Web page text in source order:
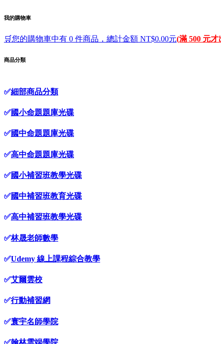
我的購物車
🛒您的購物車中有 0 件商品，總計金額 NT$0.00元(滿 500 元才
商品分類
✅細部商品分類
✅國小命題題庫光碟
✅國中命題題庫光碟
✅高中命題題庫光碟
✅國小補習班教學光碟
✅國中補習班教育光碟
✅高中補習班教學光碟
✅林晟老師數學
✅Udemy 線上課程綜合教學
✅艾爾雲校
✅行動補習網
✅寰宇名師學院
✅翰林雲端學院